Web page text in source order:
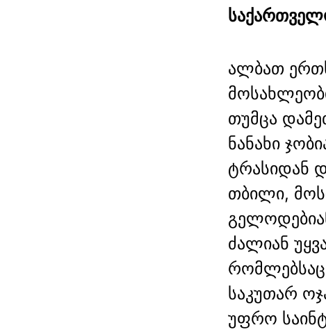
ალბათ
თუმცა
ნანახი
ტრასიდან
თბილი,
ძალიან
რომლებსაც
საკუთარ
უფრო